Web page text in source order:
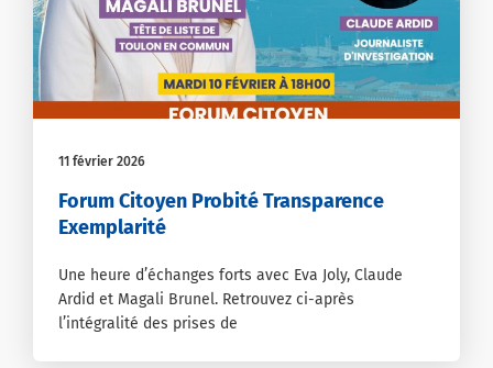
11 février 2026
Forum Citoyen Probité Transparence
Exemplarité
Une heure d’échanges forts avec Eva Joly, Claude
Ardid et Magali Brunel. Retrouvez ci-après
l’intégralité des prises de